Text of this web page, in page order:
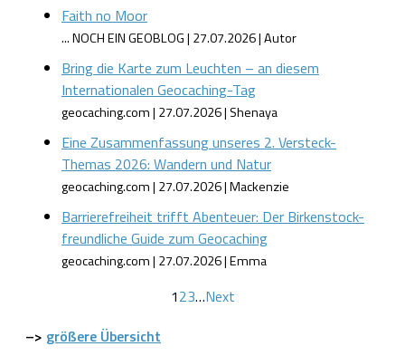
Faith no Moor
... NOCH EIN GEOBLOG 27.07.2026 Autor
Bring die Karte zum Leuchten – an diesem
Internationalen Geocaching-Tag
geocaching.com 27.07.2026 Shenaya
Eine Zusammenfassung unseres 2. Versteck-
Themas 2026: Wandern und Natur
geocaching.com 27.07.2026 Mackenzie
Barrierefreiheit trifft Abenteuer: Der Birkenstock-
freundliche Guide zum Geocaching
geocaching.com 27.07.2026 Emma
123…Next
–> größere Übersicht